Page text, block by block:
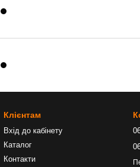
Клієнтам
Вхід до кабінету
Каталог
Контакти